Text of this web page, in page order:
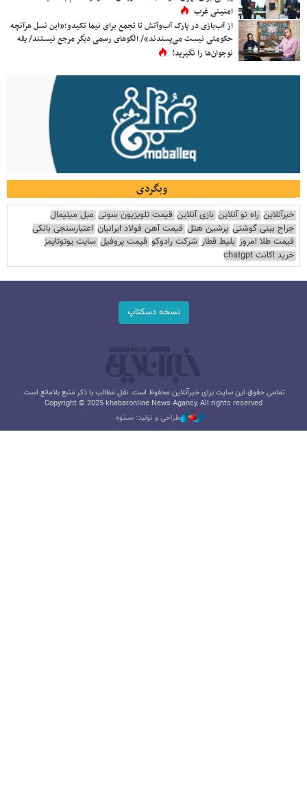
امنیتی غرب
از آب‌بازی در پارک آب‌وآتش تا تجمع برای نیما تکیدو؛«این نسل هرآنچه
حکومتی نیست می‌پسندند»/ الگوهای رسمی دیگر مرجع نیستند/ یقه
نوجوان‌ها را نگیرید!
وبگردی
خبرآنلاین راه نو آنلاین بازی آنلاین قیمت تلویزیون سونی مبل مینیمال
جراح بینی گوشتی پرشین هتل قیمت آهن فولاد ایرانیان اعتبارسنجی بانکی
قیمت طلا امروز بلیط قطار شرکت رادوکو قیمت پروفیل سایت یوتوتایمز
خرید اکانت chatgpt
نسخه دسکتاپ
تمامی حقوق این سایت برای خبرآنلاین محفوظ است. نقل مطالب با ذکر منبع بلامانع است.
Copyright © 2025 khabaronline News Agancy, All rights reserved
طراحی و تولید: نستوه